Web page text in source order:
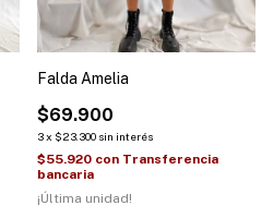
Falda Amelia
$69.900
3x $23.300 sin interés
$55.920 con Transferencia
bancaria
¡Última unidad!